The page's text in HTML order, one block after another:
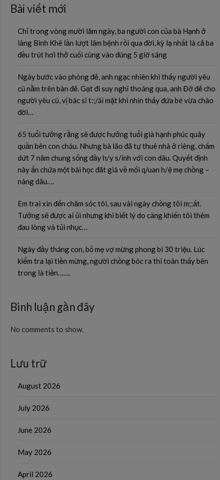
Bài viết mới
Chỉ trong vòng mười lăm ngày, ba người con của bà Hạnh ở
làng Bình Khê lần lượt lâm bệnh rồi qua đời, kỳ lạ nhất là cả ba
đều trút hơi thở cuối cùng vào đúng 5 giờ sáng
Ngày bước vào phòng đẻ, anh ngạc nhiên khi thấy người yêu
cũ nằm trên bàn đẻ. Gạt đi suy nghĩ thoáng qua, anh Đỡ đẻ cho
người yêu cũ, vị bác sĩ t:;/ái mặt khi nhìn thấy đứa bé vừa chào
đời…
65 tuổi tưởng rằng sẽ được hưởng tuổi già hạnh phúc quây
quần bên con cháu. Nhưng bà lão đã tự thuê nhà ở riêng, chấm
dứt 7 năm chung sống đầy h/y s/inh với con dâu. Quyết định
này ẩn chứa một bài học đăt giá về mối q/uan h/ệ mẹ chồng –
nàng dâu….
Em trai xin đến chăm sóc tôi, sau vài ngày chồng tôi m;;ất.
Tưởng sẽ được ai ủi nhưng khi biết lý do càng khiến tôi thêm
đau lòng và tủi nhục…
Ngày đầy tháng con, bố mẹ vợ mừng phong bì 30 triệu. Lúc
kiểm tra lại tiền mừng, người chồng bóc ra thì toàn thấy bên
trong là tiền…….
Bình luận gần đây
No comments to show.
Lưu trữ
August 2026
July 2026
June 2026
May 2026
April 2026